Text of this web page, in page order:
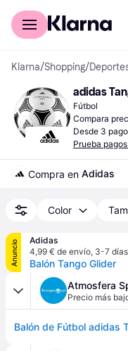
Comprar con Klarna
Klarna/Shopping/
adidas
Fútbol
Compara
Desde 3
Prueba
Compra en Adidas
Color
Anuncio
Adidas
4,99 € de envío, 3-7 días
Balón Tango Glider
Atmosfera
Precio más